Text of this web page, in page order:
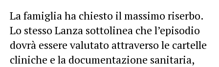
La famiglia ha chiesto il massimo riserbo.
Lo stesso Lanza sottolinea che l’episodio
dovrà essere valutato attraverso le cartelle
cliniche e la documentazione sanitaria,